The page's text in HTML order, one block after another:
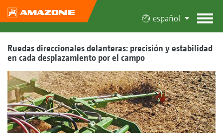
español
Ruedas direccionales delanteras: precisión y estabilidad
en cada desplazamiento por el campo